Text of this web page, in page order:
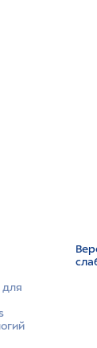
для